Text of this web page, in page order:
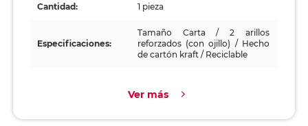
Cantidad: 1 pieza
Especificaciones:
Tamaño Carta / 2 arillos
reforzados (con ojillo) / Hecho
de cartón kraft / Reciclable
Ver más